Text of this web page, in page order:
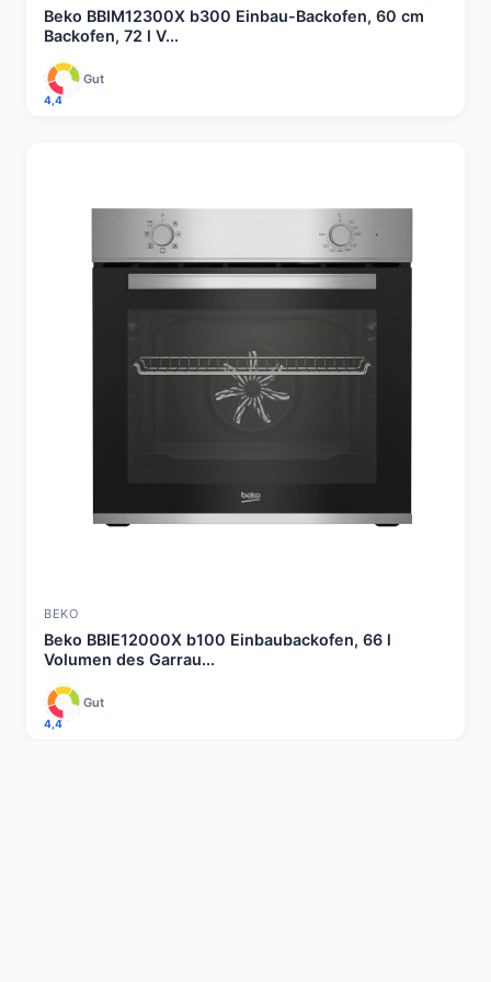
Beko BBIM12300X b300 Einbau-Backofen, 60 cm
Backofen, 72 l V...
4,4
Gut
BEKO
Beko BBIE12000X b100 Einbaubackofen, 66 l
Volumen des Garrau...
4,4
Gut